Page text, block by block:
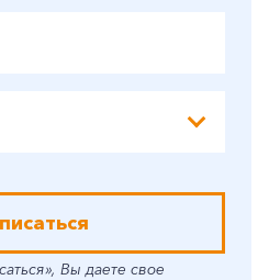
Вы даете свое